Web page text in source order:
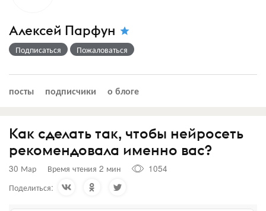
Алексей Парфун
Подписаться Пожаловаться
посты подписчики о блоге
Как сделать так, чтобы нейросеть
рекомендовала именно вас?
30 Мар Время чтения 2 мин
1054
Поделиться: